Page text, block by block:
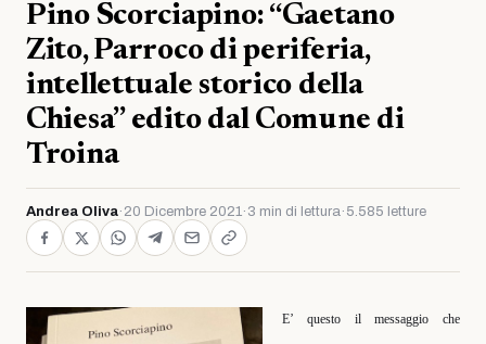
Pino Scorciapino: “Gaetano
Zito, Parroco di periferia,
intellettuale storico della
Chiesa” edito dal Comune di
Troina
Andrea Oliva· 20 Dicembre 2021· 3 min di lettura· 5.585 letture
E’ questo il messaggio che